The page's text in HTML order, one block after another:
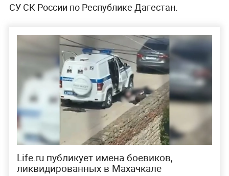
СУ СК России по Республике Дагестан.
Life.ru публикует имена боевиков,
ликвидированных в Махачкале